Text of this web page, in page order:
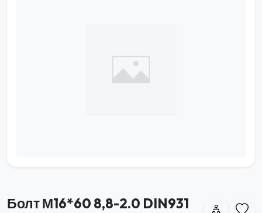
Болт М16*60 8,8-2.0 DIN931